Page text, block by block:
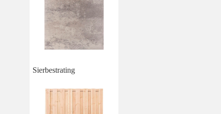
Sierbestrating